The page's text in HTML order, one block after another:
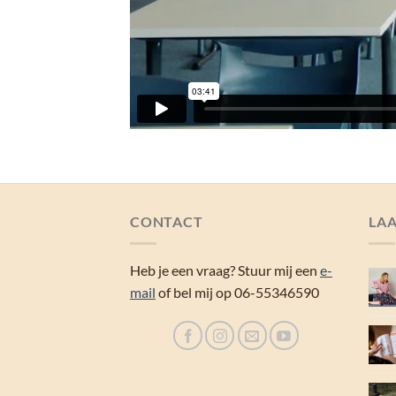
CONTACT
Heb je een vraag? Stuur mij een e-
mail of bel mij op 06-55346590